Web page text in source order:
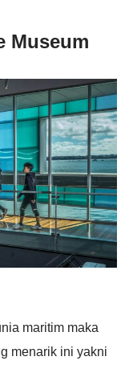
Museum
maritim maka
menarik ini yakni